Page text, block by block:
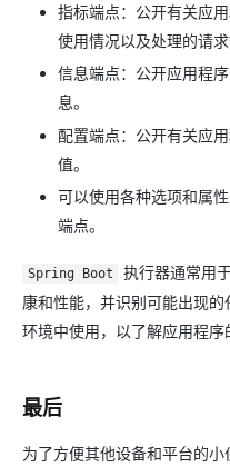
指标端点：公开有关应
使用情况以及处理的请求
信息端点：公开应用程
息。
配置端点：公开有关应
值。
可以使用各种选项和属
端点。
Spring Boot
执行器通常用
康和性能，并识别可能出现
环境中使用，以了解应用程序
最后
为了方便其他设备和平台的小